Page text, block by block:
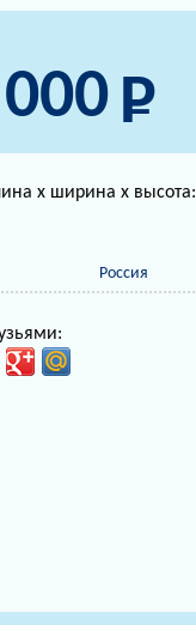
х ширина х высота:
Россия